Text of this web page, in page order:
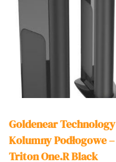
Goldenear Technology
Kolumny Podłogowe –
Triton One.R Black